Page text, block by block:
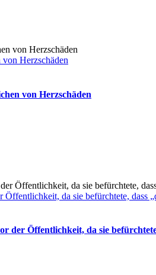
Herzschäden
von Herzschäden
da sie befürchtete, dass
Öffentlichkeit, da sie